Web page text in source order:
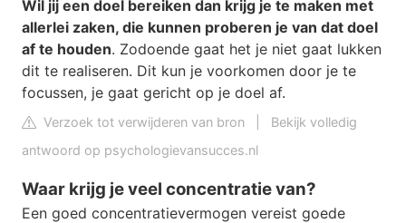
Wil jij een doel bereiken dan krijg je te maken met
allerlei zaken, die kunnen proberen je van dat doel
af te houden. Zodoende gaat het je niet gaat lukken
dit te realiseren. Dit kun je voorkomen door je te
focussen, je gaat gericht op je doel af.
Verzoek tot verwijderen van bron
Bekijk volledig
antwoord op psychologievansucces.nl
Waar krijg je veel concentratie van?
Een goed concentratievermogen vereist goede